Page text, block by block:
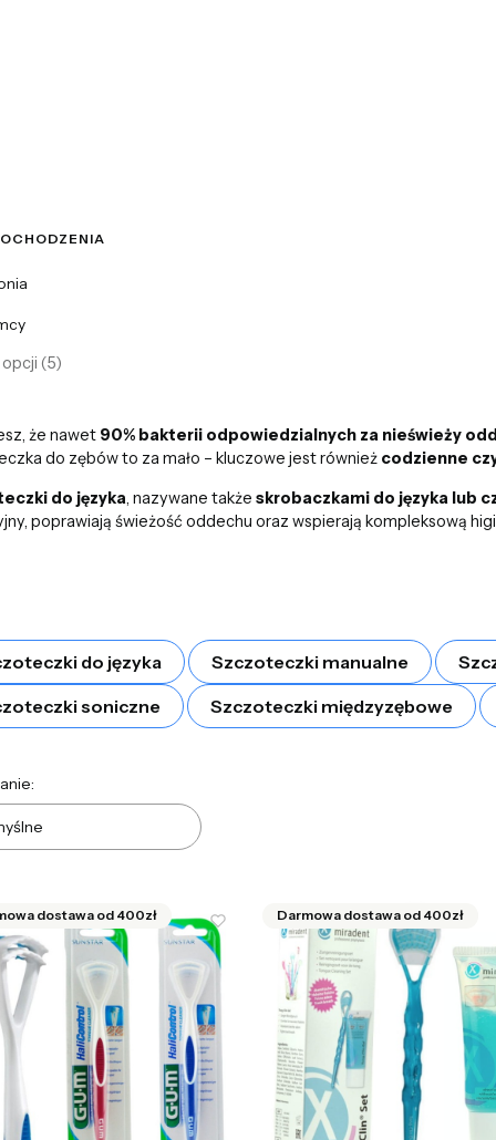
(5)
że nawet 90% bakterii odpowiedzialnych za nieświeży
do zębów to za mało – kluczowe jest również codzienne
do języka, nazywane także skrobaczkami do języka lub
poprawiają świeżość oddechu oraz wspierają kompleksową
do języka Szczoteczki manualne
soniczne
Szczoteczki międzyzębowe
produktów